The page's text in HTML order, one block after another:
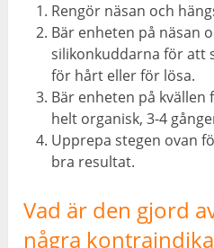
Rengör näsan och
Bär enheten på näsan
silikonkuddarna för att
för hårt eller för lösa.
Bär enheten på
helt organisk, 3-4
Upprepa stegen ovan
bra resultat.
Vad är den gjord
några